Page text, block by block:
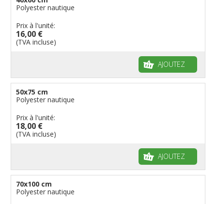
Polyester nautique
Prix à l'unité:
16,00 €
(TVA incluse)
AJOUTEZ
50x75 cm
Polyester nautique
Prix à l'unité:
18,00 €
(TVA incluse)
AJOUTEZ
70x100 cm
Polyester nautique